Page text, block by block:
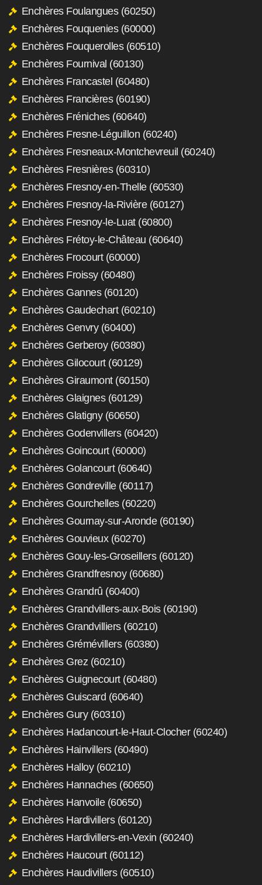
Enchères Foulangues (60250)
Enchères Fouquenies (60000)
Enchères Fouquerolles (60510)
Enchères Fournival (60130)
Enchères Francastel (60480)
Enchères Francières (60190)
Enchères Fréniches (60640)
Enchères Fresne-Léguillon (60240)
Enchères Fresneaux-Montchevreuil (60240)
Enchères Fresnières (60310)
Enchères Fresnoy-en-Thelle (60530)
Enchères Fresnoy-la-Rivière (60127)
Enchères Fresnoy-le-Luat (60800)
Enchères Frétoy-le-Château (60640)
Enchères Frocourt (60000)
Enchères Froissy (60480)
Enchères Gannes (60120)
Enchères Gaudechart (60210)
Enchères Genvry (60400)
Enchères Gerberoy (60380)
Enchères Gilocourt (60129)
Enchères Giraumont (60150)
Enchères Glaignes (60129)
Enchères Glatigny (60650)
Enchères Godenvillers (60420)
Enchères Goincourt (60000)
Enchères Golancourt (60640)
Enchères Gondreville (60117)
Enchères Gourchelles (60220)
Enchères Gournay-sur-Aronde (60190)
Enchères Gouvieux (60270)
Enchères Gouy-les-Groseillers (60120)
Enchères Grandfresnoy (60680)
Enchères Grandrû (60400)
Enchères Grandvillers-aux-Bois (60190)
Enchères Grandvilliers (60210)
Enchères Grémévillers (60380)
Enchères Grez (60210)
Enchères Guignecourt (60480)
Enchères Guiscard (60640)
Enchères Gury (60310)
Enchères Hadancourt-le-Haut-Clocher (60240)
Enchères Hainvillers (60490)
Enchères Halloy (60210)
Enchères Hannaches (60650)
Enchères Hanvoile (60650)
Enchères Hardivillers (60120)
Enchères Hardivillers-en-Vexin (60240)
Enchères Haucourt (60112)
Enchères Haudivillers (60510)